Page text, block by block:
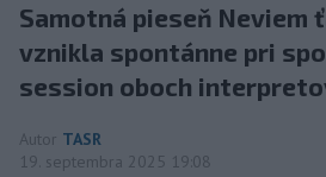
Samotná pieseň Neviem
vznikla spontánne pri
session oboch
Autor TASR
19. septembra 2025 19:08